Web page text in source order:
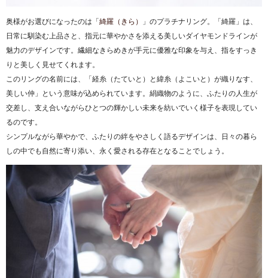
奥様がお選びになったのは「綺羅（きら）
」のプラチナリング。「綺羅」は、
日常に馴染む上品さと、指元に華やかさを添える美しいダイヤモンドラインが
魅力のデザインです。繊細なきらめきが手元に優雅な印象を与え、指をすっき
りと美しく見せてくれます。
このリングの名前には、「経糸（たていと）と緯糸（よこいと）が織りなす、
美しい仲」という意味が込められています。絹織物のように、ふたりの人生が
交差し、支え合いながらひとつの輝かしい未来を紡いでいく様子を表現してい
るのです。
シンプルながら華やかで、ふたりの絆をやさしく語るデザインは、日々の暮ら
しの中でも自然に寄り添い、永く愛される存在となることでしょう。